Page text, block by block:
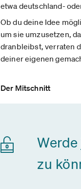
etwa deutschland-
Ob du deine Idee
um sie umzusetzen,
dranbleibst, verraten
deiner eigenen
Der Mitschnitt
zu